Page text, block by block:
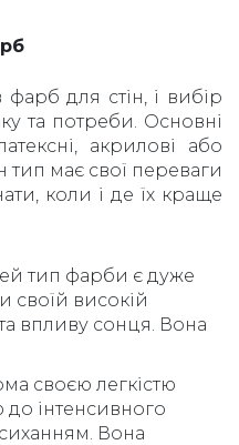
фарб для стін, і вибір
та потреби. Основні
акрилові або
має свої переваги
коли і де їх краще
тип фарби є дуже
своїй високій
впливу сонця. Вона
своєю легкістю
до інтенсивного
Вона